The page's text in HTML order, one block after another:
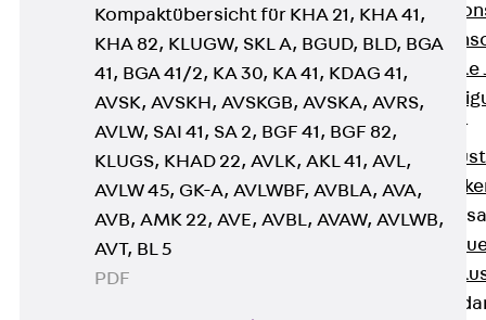
Winkelkonsole
Brüstungsanker
Zurück
Attika-
Kompaktübersicht für KHA 21, KHA 41,
KHA 82, KLUGW, SKL A, BGUD, BLD, BGA
41, BGA 41/2, KA 30, KA 41, KDAG 41,
AVSK, AVSKH, AVSKGB, AVSKA, AVRS,
AVLW, SAI 41, SA 2, BGF 41, BGF 82,
KLUGS, KHAD 22, AVLK, AKL 41, AVL,
AVLW 45, GK-A, AVLWBF, AVBLA, AVA,
AVB, AMK 22, AVE, AVBL, AVAW, AVLWB,
AVT, BL 5
PDF